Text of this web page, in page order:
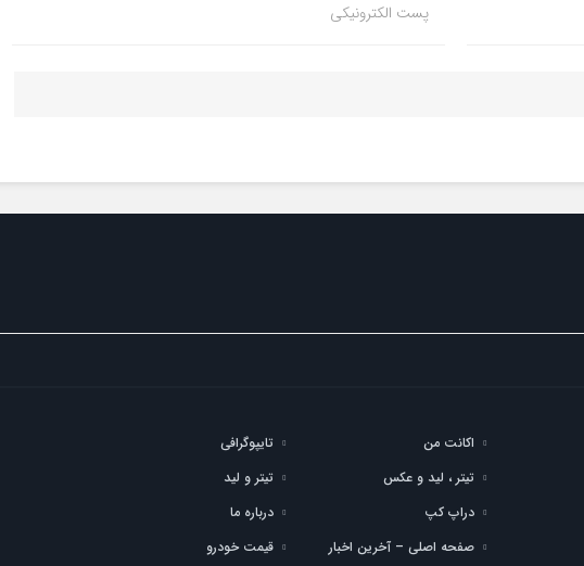
پست الکترونیکی
اکانت من
تایپوگرافی
تیتر ، لید و عکس
تیتر و لید
دراپ کپ
درباره ما
صفحه اصلی – آخرین اخبار قیمت خودرو